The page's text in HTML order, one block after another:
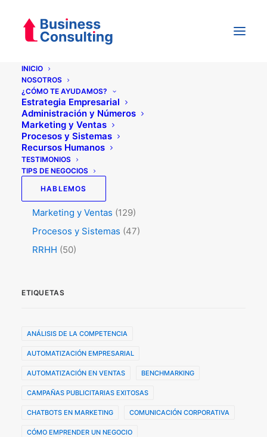
INICIO
NOSOTROS
¿CÓMO TE AYUDAMOS?
Estrategia Empresarial
Administración y Números
Marketing y Ventas
Procesos y Sistemas
Recursos Humanos
TESTIMONIOS
TIPS DE NEGOCIOS
HABLEMOS
Categorías
Testimonios(5)
Tips de Negocios
Administración y Números
Estrategia(74)
Marketing y Ventas (129)
Procesos y Sistemas (47)
RRHH (50)
ETIQUETAS
ANÁLISIS DE LA COMPETENCIA
AUTOMATIZACIÓN EMPRESARIAL
AUTOMATIZACIÓN EN VENTAS BENCHMARKING
CAMPAÑAS PUBLICITARIAS EXITOSAS
CHATBOTS EN MARKETING COMUNICACIÓN CORPORATIVA
CÓMO EMPRENDER UN NEGOCIO